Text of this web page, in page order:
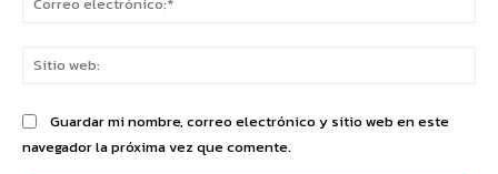
Guardar mi nombre, correo electrónico y sitio web en este
navegador la próxima vez que comente.